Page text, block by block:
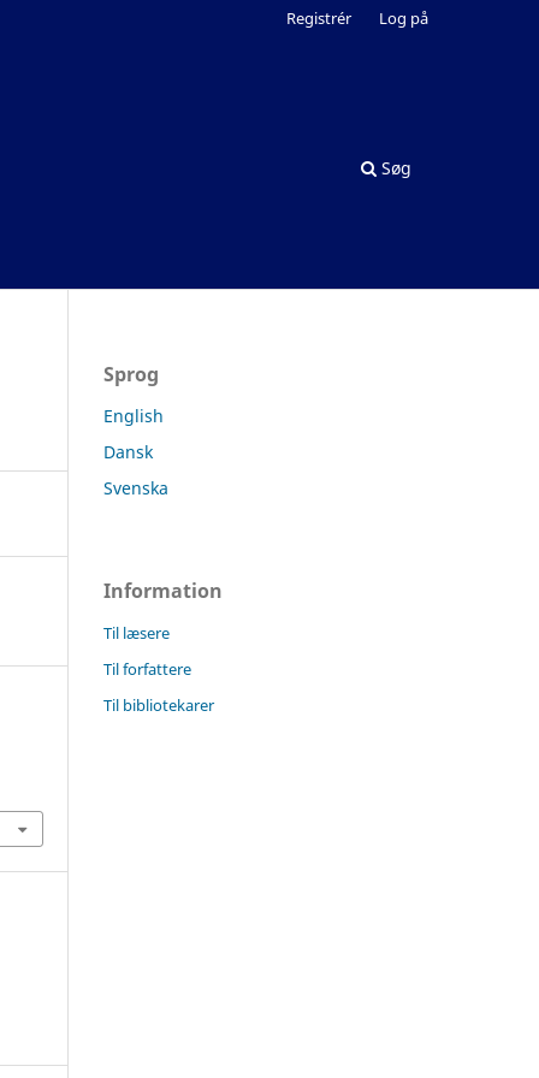
Søg
Registrér Log på
Sprog
English
Dansk
Svenska
Information
Til læsere
Til forfattere
Til bibliotekarer